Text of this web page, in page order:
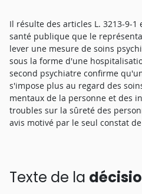
Il résulte des articles L. 3213-9-1
santé publique que le
lever une mesure de soins
sous la forme d'une
second psychiatre confirme
s'impose plus au regard des
mentaux de la personne et des
troubles sur la sûreté des
avis motivé par le seul constat
Texte de la